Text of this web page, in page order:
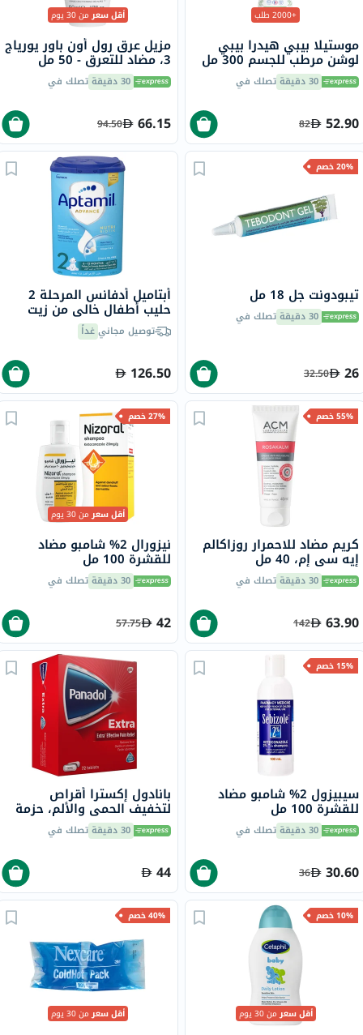
+2000 طلب
موستيلا بيبي هيدرا بيبي
لوشن مرطب للجسم 300 مل
30 دقيقة تصلك في
52.90
82
أقل سعرمن 30 يوم
مزيل عرق رول أون باور يورياج
3، مضاد للتعرق - 50 مل
30 دقيقة تصلك في
66.15
94.50
20% خصم
تيبودونت جل 18 مل
30 دقيقة تصلك في
26
32.50
أبتاميل أدفانس المرحلة 2
حليب أطفال خالي من زيت
جرامتوصيل مجانيغداً
126.50
55% خصم
كريم مضاد للاحمرار روزاكالم
إيه سي إم، 40 مل
30 دقيقة تصلك في
63.90
142
27% خصم
أقل سعرمن 30 يوم
نيزورال 2% شامبو مضاد
للقشرة 100 مل
30 دقيقة تصلك في
42
57.75
15% خصم
سيبيزول 2% شامبو مضاد
للقشرة 100 مل
30 دقيقة تصلك في
30.60
36
بانادول إكسترا أقراص
لتخفيف الحمى والألم، حزمة
من 72 30 دقيقة تصلك في
44
10% خصم
أقل سعرمن 30 يوم
40% خصم
أقل سعرمن 30 يوم